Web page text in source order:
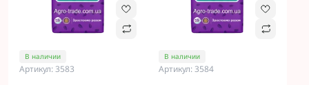
В наличии
Артикул: 3583
В наличии
Артикул: 3584